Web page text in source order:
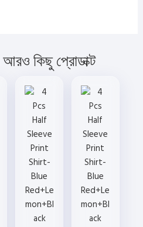
আরও কিছু প্রোডাক্ট